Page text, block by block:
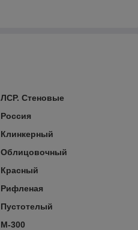
ЛСР. Стеновые
Россия
Клинкерный
Облицовочный
Красный
Рифленая
Пустотелый
М-300